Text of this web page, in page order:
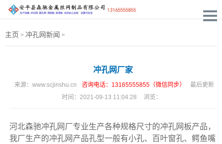
主页 > 冲孔网新闻 >
冲孔网厂家
来源：www.scjinshu.cn 咨询电话：13165555855（微信同步）
最后更新
时间：2021-09-13 11:04:28 浏览：
河北森驰冲孔网厂专业生产各种规格尺寸的冲孔网板产品，
我厂生产的冲孔网产品孔型一般有小孔、百叶窗孔、鳄鱼嘴